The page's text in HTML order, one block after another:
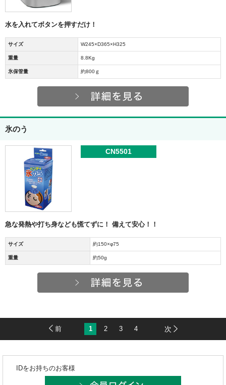
水を入れてボタンを押すだけ！
サイズ W245×D365×H325
重量 8.8Kg
氷保管量 約800ｇ
氷のう
CN5501
急な発熱や打ち身なども慌てずに！ 備えて安心！！
サイズ 約150×φ75
重量 約50g
前 1 2 3 4 次
IDをお持ちのお客様